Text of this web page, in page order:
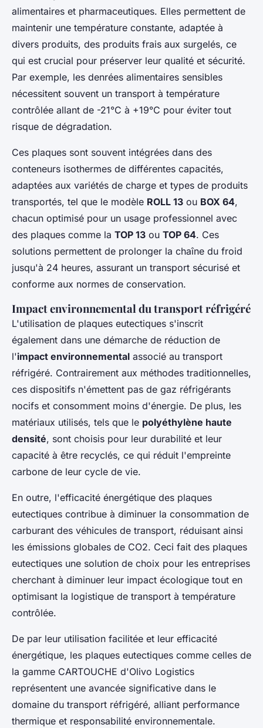
alimentaires et pharmaceutiques. Elles permettent de
maintenir une température constante, adaptée à
divers produits, des produits frais aux surgelés, ce
qui est crucial pour préserver leur qualité et sécurité.
Par exemple, les denrées alimentaires sensibles
nécessitent souvent un transport à température
contrôlée allant de -21°C à +19°C pour éviter tout
risque de dégradation.
Ces plaques sont souvent intégrées dans des
conteneurs isothermes de différentes capacités,
adaptées aux variétés de charge et types de produits
transportés, tel que le modèle ROLL 13 ou BOX 64,
chacun optimisé pour un usage professionnel avec
des plaques comme la TOP 13 ou TOP 64. Ces
solutions permettent de prolonger la chaîne du froid
jusqu'à 24 heures, assurant un transport sécurisé et
conforme aux normes de conservation.
Impact environnemental du transport réfrigéré
L'utilisation de plaques eutectiques s'inscrit
également dans une démarche de réduction de
l'impact environnemental associé au transport
réfrigéré. Contrairement aux méthodes traditionnelles,
ces dispositifs n'émettent pas de gaz réfrigérants
nocifs et consomment moins d'énergie. De plus, les
matériaux utilisés, tels que le polyéthylène haute
densité, sont choisis pour leur durabilité et leur
capacité à être recyclés, ce qui réduit l'empreinte
carbone de leur cycle de vie.
En outre, l'efficacité énergétique des plaques
eutectiques contribue à diminuer la consommation de
carburant des véhicules de transport, réduisant ainsi
les émissions globales de CO2. Ceci fait des plaques
eutectiques une solution de choix pour les entreprises
cherchant à diminuer leur impact écologique tout en
optimisant la logistique de transport à température
contrôlée.
De par leur utilisation facilitée et leur efficacité
énergétique, les plaques eutectiques comme celles de
la gamme CARTOUCHE d'Olivo Logistics
représentent une avancée significative dans le
domaine du transport réfrigéré, alliant performance
thermique et responsabilité environnementale.